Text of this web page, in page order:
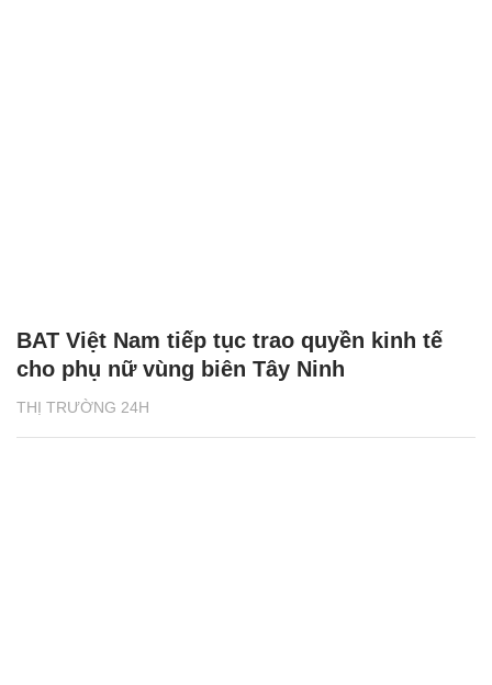
THỊ TRƯỜNG 24H
BAT Việt Nam tiếp tục trao quyền kinh tế
cho phụ nữ vùng biên Tây Ninh